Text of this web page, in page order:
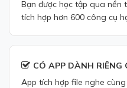
Bạn được học tập qua nền
tích hợp hơn 600 công cụ
CÓ APP DÀNH RIÊNG
App tích hợp file nghe